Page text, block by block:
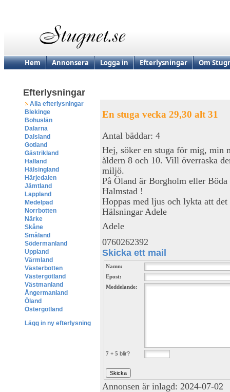
Hem Annonsera Logga in Efterlysningar Om
Efterlysningar
Alla efterlysningar
Blekinge
Bohuslän
Dalarna
Dalsland
Gotland
Gästrikland
Halland
Hälsingland
Härjedalen
Jämtland
Lappland
Medelpad
Norrbotten
Närke
Skåne
Småland
Södermanland
Uppland
Värmland
Västerbotten
Västergötland
Västmanland
Ångermanland
Öland
Östergötland
Lägg in ny efterlysning
En stuga vecka 29,30 alt 31
Antal bäddar: 4
Hej, söker en stuga för mig, min
åldern 8 och 10. Vill överraska
miljö.
På Öland är Borgholm eller
Halmstad !
Hoppas med ljus och lykta att
Hälsningar Adele
Adele
0760262392
Skicka ett mail
Namn:
Epost:
Meddelande:
7 + 5 blir?
Annonsen är inlagd: 2024-07-02